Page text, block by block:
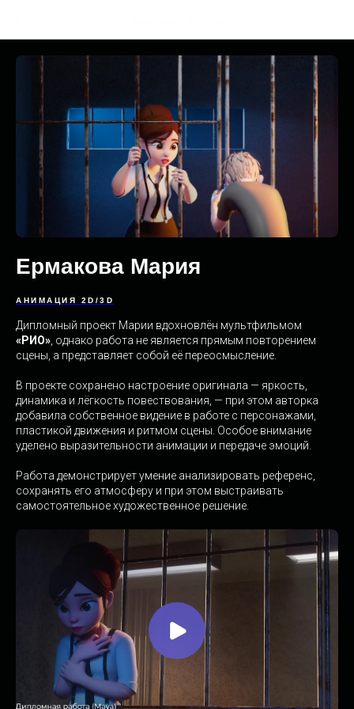
Ермакова Мария
АНИМАЦИЯ 2D/3D
Дипломный проект Марии вдохновлён мультфильмом
«РИО», однако работа не является прямым повторением
сцены, а представляет собой её переосмысление.
В проекте сохранено настроение оригинала — яркость,
динамика и лёгкость повествования, — при этом авторка
добавила собственное видение в работе с персонажами,
пластикой движения и ритмом сцены. Особое внимание
уделено выразительности анимации и передаче эмоций.
Работа демонстрирует умение анализировать референс,
сохранять его атмосферу и при этом выстраивать
самостоятельное художественное решение.